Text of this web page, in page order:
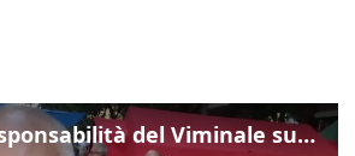
Gualtieri: "Responsabilità del Viminale su Spin Time? La posizione dei partiti è nota"